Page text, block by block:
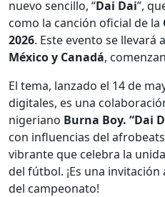
nuevo sencillo, “Dai Dai”,
como la canción oficial de la
2026. Este evento se llevará
México y Canadá,
El tema, lanzado el 14 de
digitales, es una
nigeriano Burna Boy. “Dai
con influencias del
vibrante que celebra la
del fútbol. ¡Es una
del campeonato!